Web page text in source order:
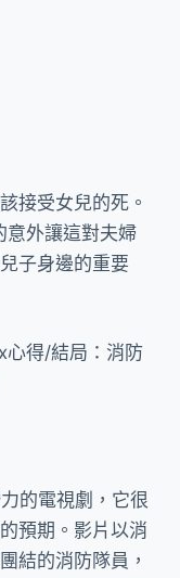
接受女兒的死。
外讓這對夫婦
子身邊的重要
的電視劇，它很
預期。影片以消
結的消防隊員，